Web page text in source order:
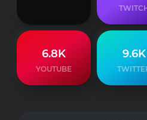
6.8K
YOUTUBE
9.6K